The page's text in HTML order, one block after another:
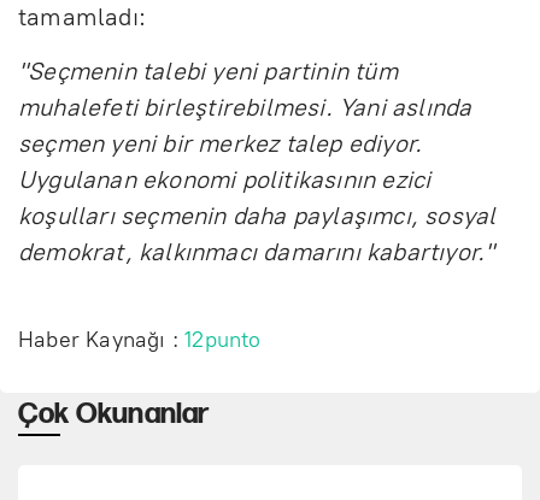
tamamladı:
"Seçmenin talebi yeni partinin tüm
muhalefeti birleştirebilmesi. Yani aslında
seçmen yeni bir merkez talep ediyor.
Uygulanan ekonomi politikasının ezici
koşulları seçmenin daha paylaşımcı, sosyal
demokrat, kalkınmacı damarını kabartıyor."
Haber Kaynağı :12punto
Çok Okunanlar